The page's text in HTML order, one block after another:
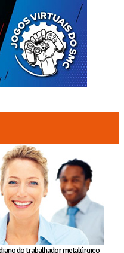
do trabalhador metalúrgico